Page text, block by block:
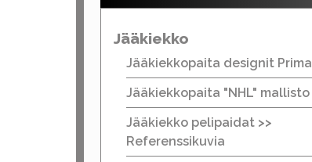
Jääkiekko
Jääkiekkopaita designit Prima
Jääkiekkopaita "NHL" mallisto
Jääkiekko pelipaidat >>
Referenssikuvia